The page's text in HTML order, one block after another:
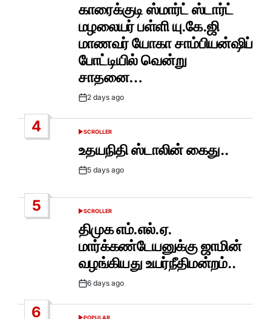
காரைக்குடி ஸ்மார்ட் ஸ்டார்ட்
மழலையர் பள்ளி யு.கே.ஜி
மாணவர் யோகா சாம்பியன்ஷிப்
போட்டியில் வென்று
சாதனை…
Post2 days ago
4
POSTED
SCROLLER
உதயநிதி ஸ்டாலின் கைது..
Post5 days ago
5
POSTED
SCROLLER
திமுக எம்.எல்.ஏ.
மார்க்கண்டேயனுக்கு ஜாமின்
வழங்கியது உயர்நீதிமன்றம்..
Post6 days ago
6 POPULAR